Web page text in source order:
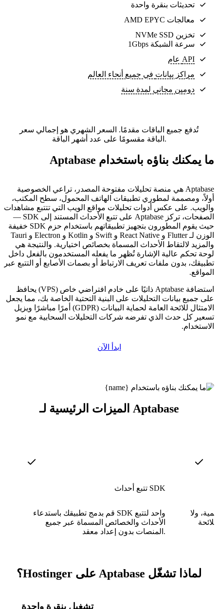
تحديثات بنقرة واحدة
معالجات AMD EPYC
تخزين NVMe SSD
سرعة الشبكة 1Gbps
API عام
مراكز بيانات في جميع أنحاء العالم
دومين مجاني لمدة سنة
تُدفع جميع الباقات مقدمًا. السعر الشهري هو إجمالي سعر
الباقة مقسومًا على عدد أشهر الباقة.
ما يمكنك بناؤه باستخدام Aptabase
Aptabase هي منصة تحليلات مفتوحة المصدر، تراعي الخصوصية
أولاً، ومصممة لمطوري تطبيقات الهاتف المحمول، سطح المكتب،
والويب. على عكس أدوات تحليلات مواقع الويب التي تتتبع مشاهدات
الصفحات، تركز Aptabase على تتبع الأحداث المستند إلى SDK —
حيث يقوم المطورون بتجهيز تطبيقاتهم باستخدام حزم SDK خفيفة
الوزن لـ Flutter و React Native و Swift و Kotlin و Electron و Tauri
والمزيد لالتقاط الأحداث المسماة بخصائص اختيارية. والنتيجة هي
لوحة تحكم عالية الإشارة تُظهر ما يفعله المستخدمون بالفعل داخل
تطبيقك، بدون ملفات تعريف الارتباط أو بصمات الأصابع أو التتبع عبر
المواقع.
استضافة Aptabase ذاتيًا على خادم افتراضي خاص (VPS) يحافظ
على جميع بيانات التحليلات على البنية التحتية الخاصة بك، مما يجعل
الامتثال للائحة العامة لحماية البيانات (GDPR) أمرًا مباشرًا ويزيل
تسعير كل حدث الذي تفرضه شركات التحليلات السحابية مع نمو
الاستخدام.
ابدأ الآن
الميزات الرئيسية لـ Aptabase
تتبع أحداث SDK
قم بدمج تطبيقك باستدعاء SDK واحد لتتبع
الأحداث والخصائص المسماة عبر جميع
المنصات بدون إعداد معقد.
ولا
لماذا تشغّل Aptabase على Hostinger؟
تشغيل بنقرة واحدة